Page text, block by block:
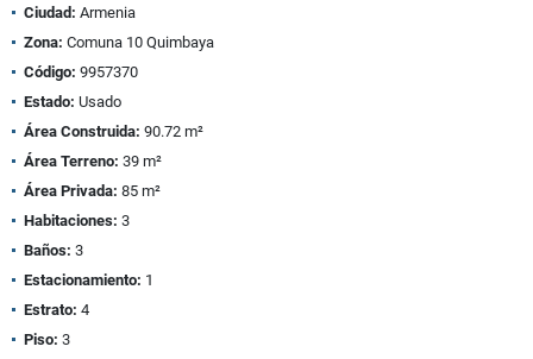
Ciudad: Armenia
Zona: Comuna 10 Quimbaya
Código: 9957370
Estado: Usado
Área Construida: 90.72 m²
Área Terreno: 39 m²
Área Privada: 85 m²
Habitaciones: 3
Baños: 3
Estacionamiento: 1
Estrato: 4
Piso: 3